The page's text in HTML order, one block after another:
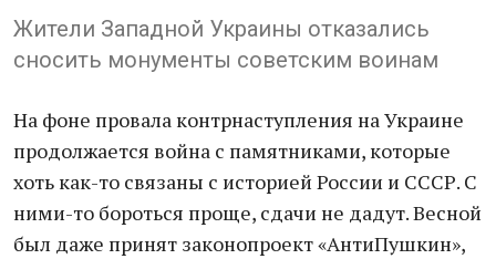
Жители Западной Украины отказались
сносить монументы советским воинам
На фоне провала контрнаступления на Украине
продолжается война с памятниками, которые
хоть как-то связаны с историей России и СССР. С
ними-то бороться проще, сдачи не дадут. Весной
был даже принят законопроект «АнтиПушкин»,